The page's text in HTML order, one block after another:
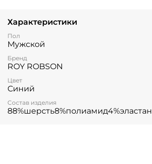
Характеристики
Пол
Мужской
Бренд
ROY ROBSON
Цвет
Синий
Состав изделия
88%шерсть8%полиамид4%эластан